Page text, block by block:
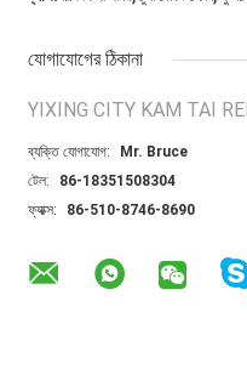
যোগাযোগের ঠিকানা
YIXING CITY KAM TAI
ব্যক্তি যোগাযোগ:
Mr. Bruce
টেল:
86-18351508304
ফ্যাক্স:
86-510-8746-8690